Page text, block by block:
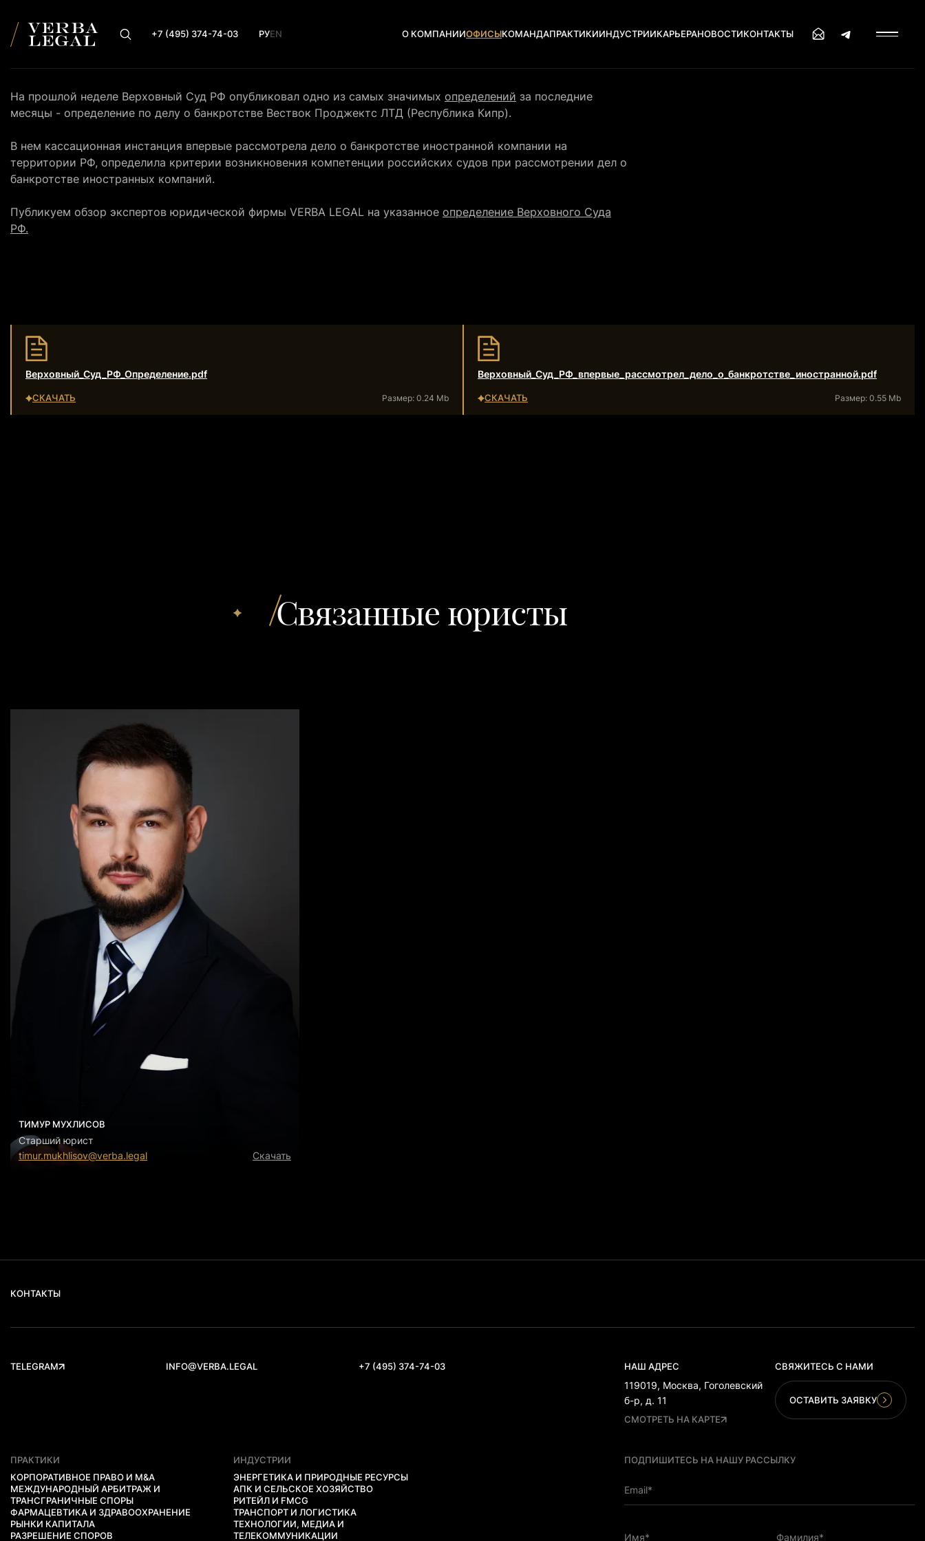
+7 (495) 374-74-03 РУEN О КОМПАНИИОФИСЫКОМАНДАПРАКТИКИИНДУСТРИИКАРЬЕРАНОВОСТИКОНТАКТЫ
На прошлой неделе Верховный Суд РФ опубликовал одно из самых значимых определений за последние
месяцы - определение по делу о банкротстве Вествок Проджектс ЛТД (Республика Кипр).
В нем кассационная инстанция впервые рассмотрела дело о банкротстве иностранной компании на
территории РФ, определила критерии возникновения компетенции российских судов при рассмотрении дел о
банкротстве иностранных компаний.
Публикуем обзор экспертов юридической фирмы VERBA LEGAL на указанное определение Верховного Суда
РФ.
Верховный_Суд_РФ_Определение.pdf
СКАЧАТЬ Размер: 0.24 Mb
Верховный_Суд_РФ_впервые_рассмотрел_дело_о_банкротстве_иностранной.pdf
СКАЧАТЬ Размер: 0.55 Mb
Связанные юристы
ТИМУР МУХЛИСОВ
Старший юрист
timur.mukhlisov@verba.legal
Скачать
КОНТАКТЫ
TELEGRAM INFO@VERBA.LEGAL +7 (495) 374-74-03 НАШ АДРЕС
119019, Москва, Гоголевский
б-р, д. 11
СМОТРЕТЬ НА КАРТЕ
СВЯЖИТЕСЬ С НАМИ
ОСТАВИТЬ ЗАЯВКУ
ПРАКТИКИ
КОРПОРАТИВНОЕ ПРАВО И M&A
МЕЖДУНАРОДНЫЙ АРБИТРАЖ И
ТРАНСГРАНИЧНЫЕ СПОРЫ
ФАРМАЦЕВТИКА И ЗДРАВООХРАНЕНИЕ
РЫНКИ КАПИТАЛА
РАЗРЕШЕНИЕ СПОРОВ
ИНДУСТРИИ
ЭНЕРГЕТИКА И ПРИРОДНЫЕ РЕСУРСЫ
АПК И СЕЛЬСКОЕ ХОЗЯЙСТВО
РИТЕЙЛ И FMCG
ТРАНСПОРТ И ЛОГИСТИКА
ТЕХНОЛОГИИ, МЕДИА И
ТЕЛЕКОММУНИКАЦИИ
ПОДПИШИТЕСЬ НА НАШУ РАССЫЛКУ
Email*
Имя* Фамилия*